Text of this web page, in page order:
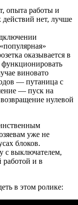
опыта работы и
действий нет, лучше
оказывается в
функционировать
виновато
— путаница с
— пуск на
нулевой
уже не
блоков.
с выключателем,
работой и в
в этом ролике: